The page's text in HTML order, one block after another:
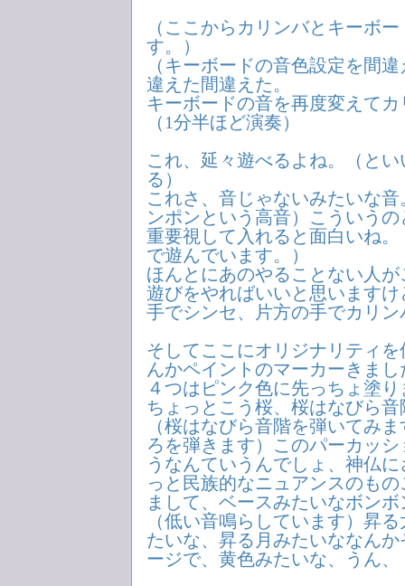
（ここからカリンバとキーボ
す。）
（キーボードの音色設定を間
違えた間違えた。
キーボードの音を再度変えて
（1分半ほど演奏）
これ、延々遊べるよね。（と
る）
これさ、音じゃないみたいな
ンポンという高音）こういう
重要視して入れると面白いね
で遊んでいます。）
ほんとにあのやることない人
遊びをやればいいと思います
手でシンセ、片方の手でカリン
そしてここにオリジナリティ
んかペイントのマーカーきま
４つはピンク色に先っちょ塗
ちょっとこう桜、桜はなびら
（桜はなびら音階を弾いてみ
ろを弾きます）このパーカッ
うなんていうんでしょ、神仏
っと民族的なニュアンスのも
まして、ベースみたいなボン
（低い音鳴らしています）昇
たいな、昇る月みたいななん
ージで、黄色みたいな、うん